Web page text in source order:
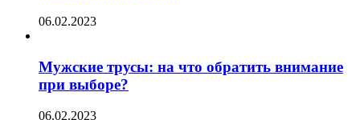
06.02.2023
Мужские трусы: на что обратить внимание
при выборе?
06.02.2023